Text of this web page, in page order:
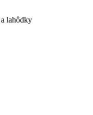
lahôdky